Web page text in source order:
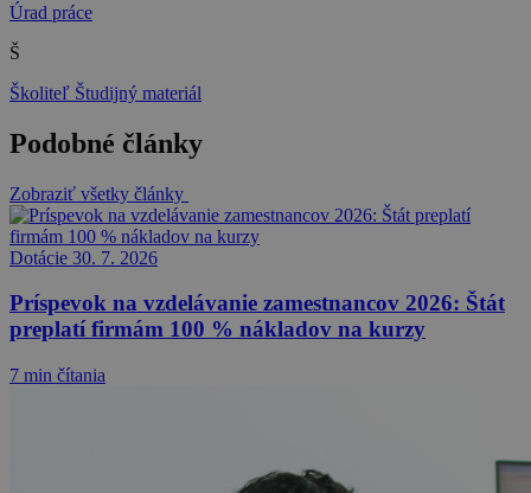
Úrad práce
Š
Školiteľ Študijný materiál
Podobné články
Zobraziť všetky články
Dotácie 30. 7. 2026
Príspevok na vzdelávanie zamestnancov 2026: Štát
preplatí firmám 100 % nákladov na kurzy
7 min čítania